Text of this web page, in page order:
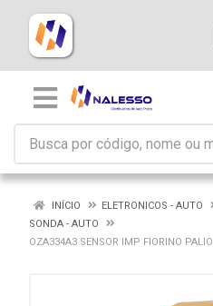
INÍCIO
ELETRONICOS - AUTO
SONDA - AUTO
OZA334A3 SENSOR IMP FIORINO PALIO